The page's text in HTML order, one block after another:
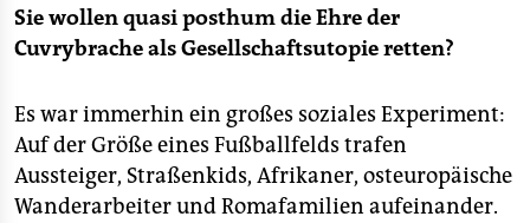
Sie wollen quasi posthum die Ehre der
Cuvrybrache als Gesellschaftsutopie retten?
Es war immerhin ein großes soziales Experiment:
Auf der Größe eines Fußballfelds trafen
Aussteiger, Straßenkids, Afrikaner, osteuropäische
Wanderarbeiter und Romafamilien aufeinander.